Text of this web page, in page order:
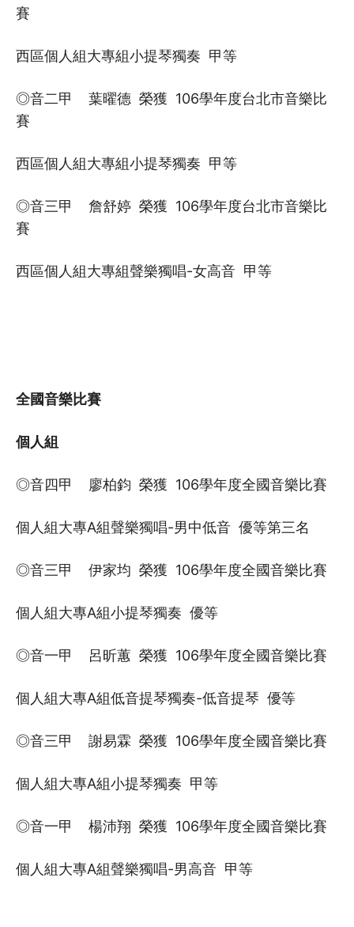
賽
西區個人組大專組小提琴獨奏 甲等
◎音二甲 葉曜德 榮獲 106學年度台北市音樂比
賽
西區個人組大專組小提琴獨奏 甲等
◎音三甲 詹舒婷 榮獲 106學年度台北市音樂比
賽
西區個人組大專組聲樂獨唱-女高音 甲等
全國音樂比賽
個人組
◎音四甲 廖柏鈞 榮獲 106學年度全國音樂比賽
個人組大專A組聲樂獨唱-男中低音 優等第三名
◎音三甲 伊家均 榮獲 106學年度全國音樂比賽
個人組大專A組小提琴獨奏 優等
◎音一甲 呂昕蕙 榮獲 106學年度全國音樂比賽
個人組大專A組低音提琴獨奏-低音提琴 優等
◎音三甲 謝易霖 榮獲 106學年度全國音樂比賽
個人組大專A組小提琴獨奏 甲等
◎音一甲 楊沛翔 榮獲 106學年度全國音樂比賽
個人組大專A組聲樂獨唱-男高音 甲等